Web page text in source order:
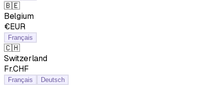
🇧🇪
Belgium
€EUR
Français
🇨🇭
Switzerland
Fr.CHF
Français Deutsch